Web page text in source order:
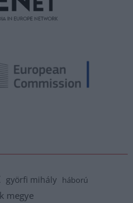
györfi mihály háború
megye